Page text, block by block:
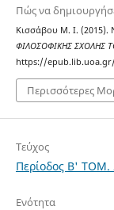
Πώς να
Κισσάβου Μ. Ι. (2015).
ΦΙΛΟΣΟΦΙΚΗΣ ΣΧΟΛΗΣ
https://
Περισσότερες
Τεύχος
Περίοδος Β' ΤΟΜ.
Ενότητα